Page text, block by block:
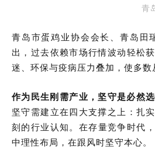
青
青岛市蛋鸡业协会会长、青岛田
出，过去依赖市场行情波动轻松
迷、环保与疫病压力叠加，使多数
作为民生刚需产业，坚守是必然
坚守需建立在四大支撑之上：扎
刻的行业认知。在存量竞争时代
中理性布局，在跟风时坚守本心。